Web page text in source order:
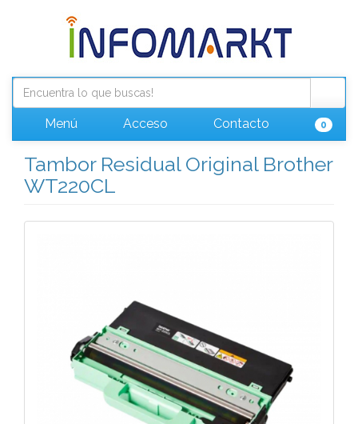
Menú Acceso Contacto 0
Tambor Residual Original Brother
WT220CL